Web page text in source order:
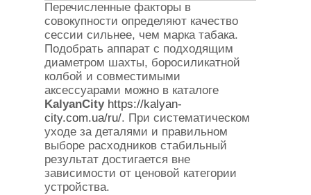
Перечисленные факторы в
совокупности определяют качество
сессии сильнее, чем марка табака.
Подобрать аппарат с подходящим
диаметром шахты, боросиликатной
колбой и совместимыми
аксессуарами можно в каталоге
KalyanCity https://kalyan-
city.com.ua/ru/. При систематическом
уходе за деталями и правильном
выборе расходников стабильный
результат достигается вне
зависимости от ценовой категории
устройства.